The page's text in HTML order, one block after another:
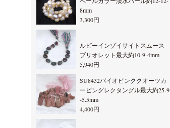
8mm
3,300円
ルビーインゾイサイトスムース
ブリオレット最大約10-9-4mm
5,940円
SU8432バイオピンククオーツカ
ービングレクタングル最大約25-9
-5.5mm
4,400円